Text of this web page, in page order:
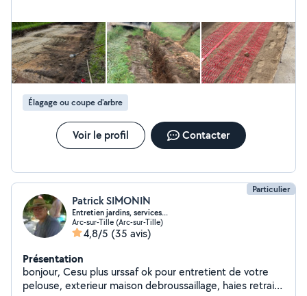
Élagage ou coupe d'arbre
Voir le profil Contacter
Particulier
Patrick SIMONIN
Entretien jardins, services...
Arc-sur-Tille (Arc-sur-Tille)
4,8/5 (35 avis)
Présentation
bonjour, Cesu plus urssaf ok pour entretient de votre
pelouse, exterieur maison debroussaillage, haies retraité